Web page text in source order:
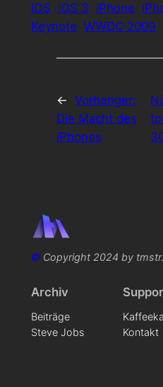
iOS iOS 3 iPhone
Keynote WWDC 2009
← Vorheriger:
Die Macht des
iPhones
©Copyright 2024 by
Archiv
Beiträge
Steve Jobs
Kontakt